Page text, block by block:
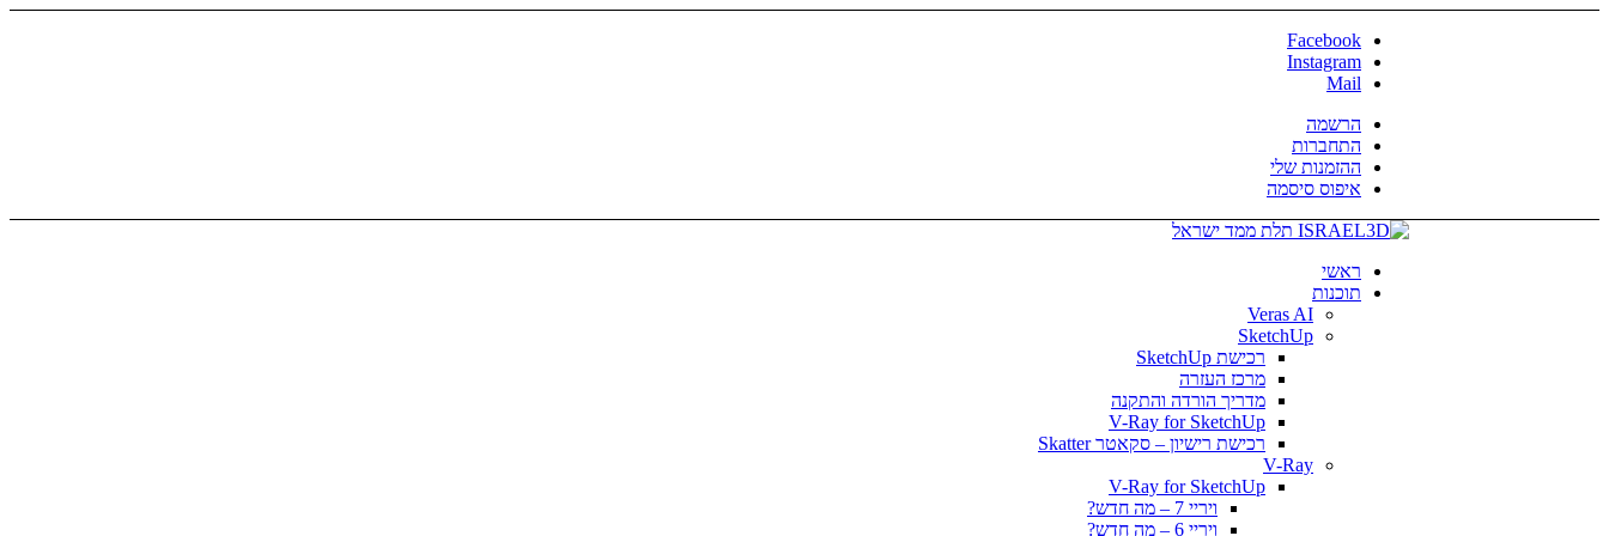
Facebook
Instagram
Mail
הרשמה
התחברות
ההזמנות שלי
איפוס סיסמה
ראשי
תוכנות
Veras AI
SketchUp
רכישת SketchUp
מרכז העזרה
מדריך הורדה והתקנה
V-Ray for SketchUp
רכישת רישיון – סקאטר Skatter
V-Ray
V-Ray for SketchUp
ויריי 7 – מה חדש?
ויריי 6 – מה חדש?